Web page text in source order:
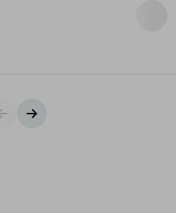
DiapositivaSiguiente diapositiva